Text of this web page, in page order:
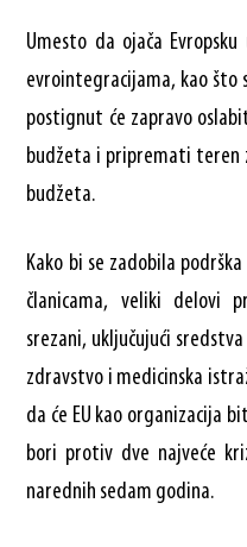
Umesto da ojača
evrointegracijama, kao što
postignut će zapravo
budžeta i pripremati teren
budžeta.
Kako bi se zadobila
članicama, veliki delovi
srezani, uključujući
zdravstvo i medicinska
da će EU kao organizacija
bori protiv dve najveće
narednih sedam godina.